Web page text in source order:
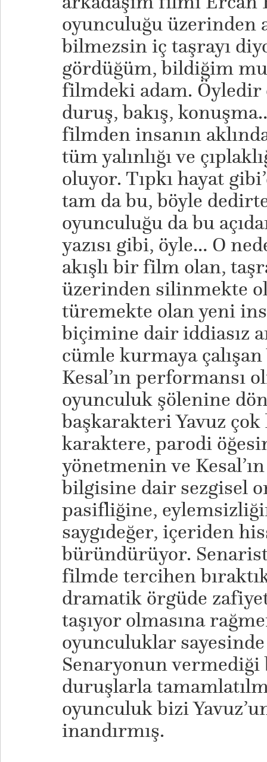
oyunculuğu üzerinden
bilmezsin iç taşrayı
gördüğüm, bildiğim
filmdeki adam. Öyledir
duruş, bakış,
filmden insanın
tüm yalınlığı ve
oluyor. Tıpkı hayat
tam da bu, böyle
oyunculuğu da bu
yazısı gibi, öyle… O
akışlı bir film olan,
üzerinden silinmekte
türemekte olan yeni
biçimine dair iddiasız
cümle kurmaya çalışan
Kesal’ın performansı
oyunculuk şölenine
başkarakteri Yavuz
karaktere, parodi
yönetmenin ve
bilgisine dair sezgisel
pasifliğine,
saygıdeğer, içeriden
büründürüyor.
filmde tercihen
dramatik örgüde
taşıyor olmasına
oyunculuklar sayesinde
Senaryonun
duruşlarla
oyunculuk bizi
inandırmış.